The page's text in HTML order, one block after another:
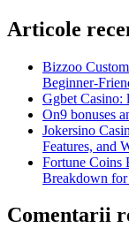
Articole
Bizzoo
Beginner-
Ggbet Casino:
On9 bonuses
Jokersino
Features, and
Fortune Coins
Breakdown for
Comentarii